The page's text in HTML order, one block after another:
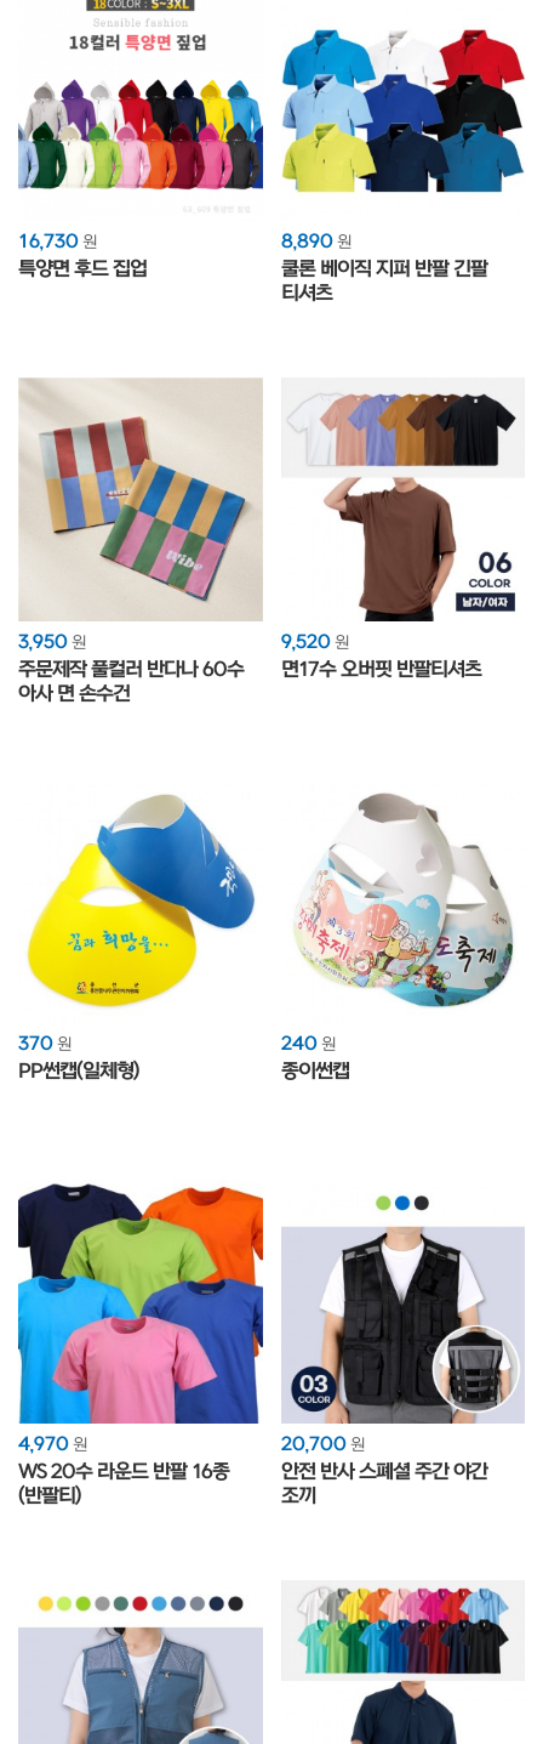
16,730 원
특양면 후드 집업
8,890 원
쿨론 베이직 지퍼 반팔 긴팔
티셔츠
3,950 원
주문제작 풀컬러 반다나 60수
아사 면 손수건
9,520 원
면17수 오버핏 반팔티셔츠
370 원
PP썬캡(일체형)
240 원
종이썬캡
4,970 원
WS 20수 라운드 반팔 16종
(반팔티)
20,700 원
안전 반사 스폐셜 주간 야간
조끼